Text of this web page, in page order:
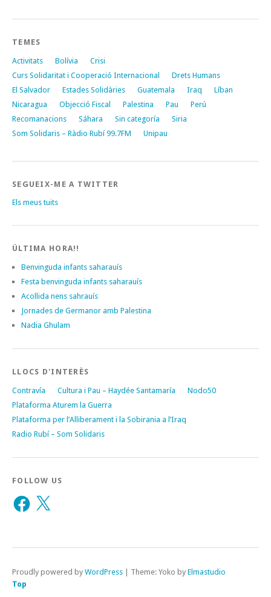
TEMES
Activitats Bolívia
Crisi
Curs Solidaritat i Cooperació Internacional
Drets Humans
El Salvador
Estades Solidàries Guatemala Iraq
Líban
Nicaragua
Objecció Fiscal Palestina Pau
Perú
Recomanacions
Sáhara Sin categoría
Siria
Som Solidaris – Ràdio Rubí 99.7FM
Unipau
SEGUEIX-ME A TWITTER
Els meus tuits
ÚLTIMA HORA!!
Benvinguda infants saharauís
Festa benvinguda infants saharauís
Acollida nens sahrauís
Jornades de Germanor amb Palestina
Nadia Ghulam
LLOCS D'INTERÈS
Contravía Cultura i Pau – Haydée Santamaría
Nodo50
Plataforma Aturem la Guerra
Plataforma per l’Alliberament i la Sobirania a l’Iraq
Radio Rubí – Som Solidaris
FOLLOW US
Facebook
X
Proudly powered by WordPress Theme: Yoko by Elmastudio
Top